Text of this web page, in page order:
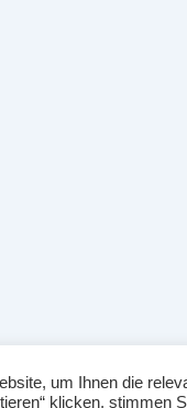
um Ihnen die
klicken,